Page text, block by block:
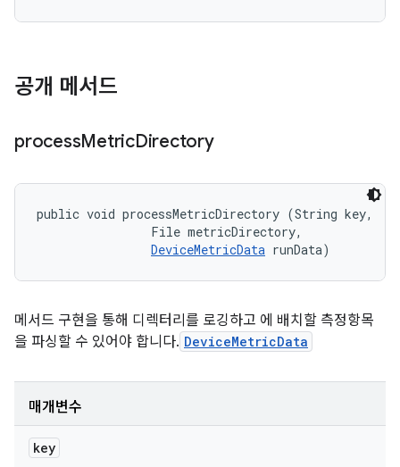
공개 메서드
processMetricDirectory
public void processMetricDirectory (String key,
                File metricDirectory,
DeviceMetricData runData)
메서드 구현을 통해 디렉터리를 로깅하고 에 배치할 측정항목
을 파싱할 수 있어야 합니다. DeviceMetricData
매개변수
key